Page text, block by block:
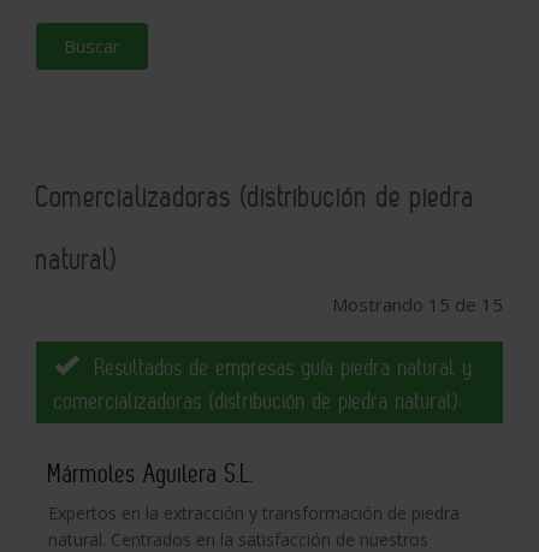
Buscar
Comercializadoras (distribución de piedra
natural)
Mostrando 15 de 15
Resultados de empresas guía piedra natural y
comercializadoras (distribución de piedra natural):
Mármoles Aguilera S.L.
Expertos en la extracción y transformación de piedra
natural. Centrados en la satisfacción de nuestros